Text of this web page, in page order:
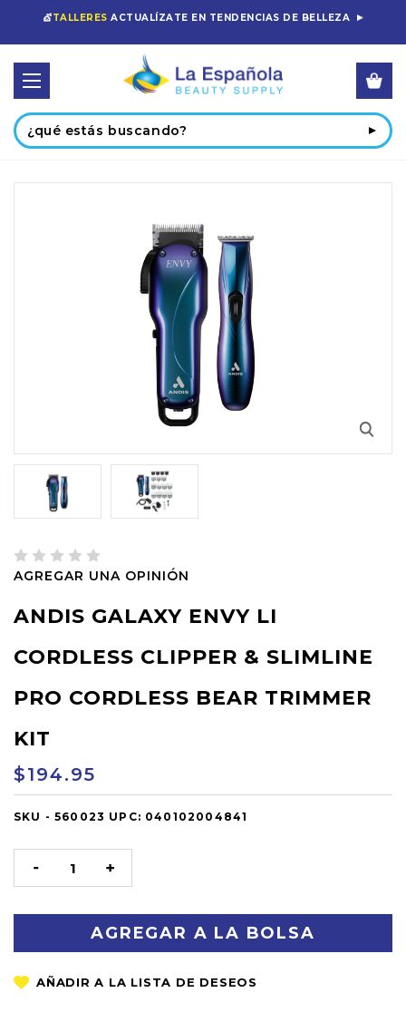
💇TALLERES ACTUALÍZATE EN TENDENCIAS DE BELLEZA
Buscar
AGREGAR UNA OPINIÓN
ANDIS GALAXY ENVY LI
CORDLESS CLIPPER & SLIMLINE
PRO CORDLESS BEAR TRIMMER
KIT
$194.95
OUT
SKU - 560023 UPC: 040102004841
DISMINUIR
LA
AUMENTAR
LA